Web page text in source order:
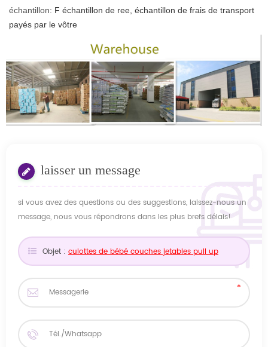
échantillon: F échantillon de ree, échantillon de frais de transport
payés par le vôtre
laisser un message
si vous avez des questions ou des suggestions, laissez-nous un
message, nous vous répondrons dans les plus brefs délais!
Objet : culottes de bébé couches jetables pull up